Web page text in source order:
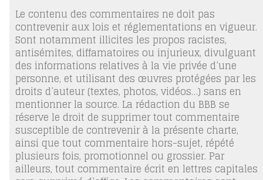
Le contenu des commentaires ne doit pas
contrevenir aux lois et réglementations en vigueur.
Sont notamment illicites les propos racistes,
antisémites, diffamatoires ou injurieux, divulguant
des informations relatives à la vie privée d’une
personne, et utilisant des œuvres protégées par les
droits d’auteur (textes, photos, vidéos…) sans en
mentionner la source. La rédaction du BBB se
réserve le droit de supprimer tout commentaire
susceptible de contrevenir à la présente charte,
ainsi que tout commentaire hors-sujet, répété
plusieurs fois, promotionnel ou grossier. Par
ailleurs, tout commentaire écrit en lettres capitales